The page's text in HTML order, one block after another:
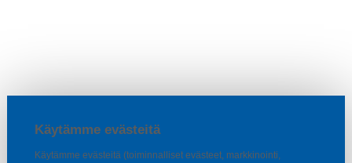
Käytämme evästeitä
Käytämme evästeitä (toiminnalliset evästeet, markkinointi,